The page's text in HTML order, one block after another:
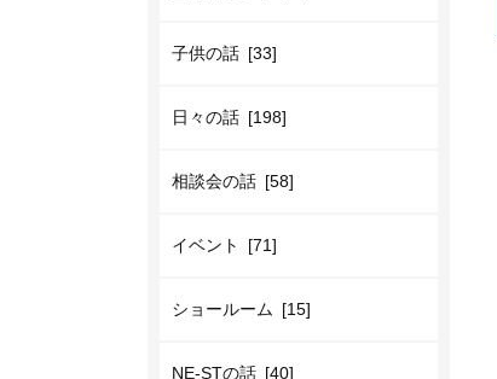
子供の話 [33]
日々の話 [198]
相談会の話 [58]
イベント [71]
ショールーム [15]
NE-STの話 [40]